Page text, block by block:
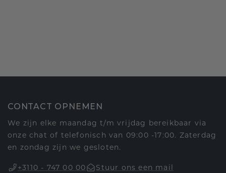
CONTACT OPNEMEN
We zijn elke maandag t/m vrijdag bereikbaar via
onze chat of telefonisch van 09:00 -17:00. Zaterdag
en zondag zijn we gesloten.
+3110 - 747 00 00
Stuur ons een mail